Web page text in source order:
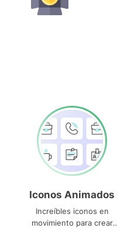
Iconos Animados
Increíbles iconos en
movimiento para crear